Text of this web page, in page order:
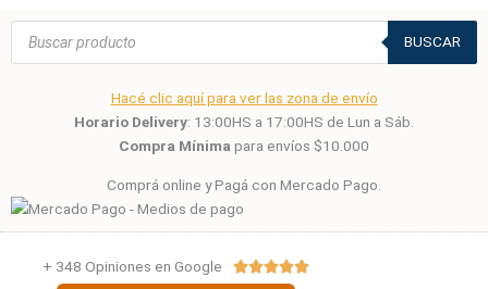
Búsqueda
productos
BUSCAR
Hacé clic aquí para ver las zona de envío
Horario Delivery: 13:00HS a 17:00HS de Lun a Sáb.
Compra Mínima para envíos $10.000
Comprá online y Pagá con Mercado Pago.
+ 348 Opiniones en Google Valorado